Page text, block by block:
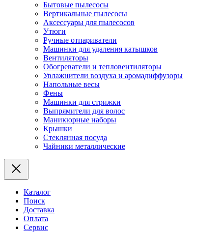
Бытовые пылесосы
Вертикальные пылесосы
Аксессуары для пылесосов
Утюги
Ручные отпариватели
Машинки для удаления катышков
Вентиляторы
Обогреватели и тепловентиляторы
Увлажнители воздуха и аромадиффузоры
Напольные весы
Фены
Машинки для стрижки
Выпрямители для волос
Маникюрные наборы
Крышки
Стеклянная посуда
Чайники металлические
Каталог
Поиск
Доставка
Оплата
Сервис